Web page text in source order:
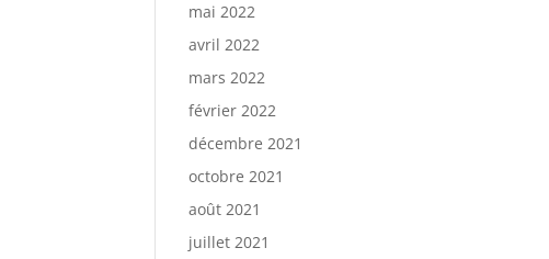
mai 2022
avril 2022
mars 2022
février 2022
décembre 2021
octobre 2021
août 2021
juillet 2021